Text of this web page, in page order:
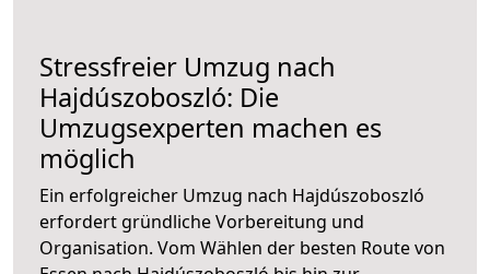
Stressfreier Umzug nach
Hajdúszoboszló: Die
Umzugsexperten machen es
möglich
Ein erfolgreicher Umzug nach Hajdúszoboszló
erfordert gründliche Vorbereitung und
Organisation. Vom Wählen der besten Route von